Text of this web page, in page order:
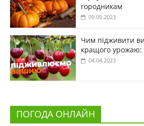
городникам
09.09.2023
Чим підживити
кращого урожаю:
04.04.2023
ПОГОДА ОНЛАЙН